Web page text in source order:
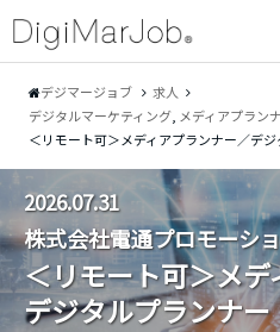
デジマージョブ
求人
デジタルマーケティング メディアプラン
＜リモート可＞メディアプランナー／デ
2026.07.31
株式会社電通プロモーシ
＜リモート可＞メ
デジタルプランナー